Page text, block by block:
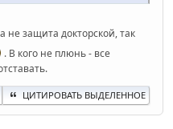
не защита докторской, так
. В кого не плюнь - все
ЦИТИРОВАТЬ ВЫДЕЛЕННОЕ